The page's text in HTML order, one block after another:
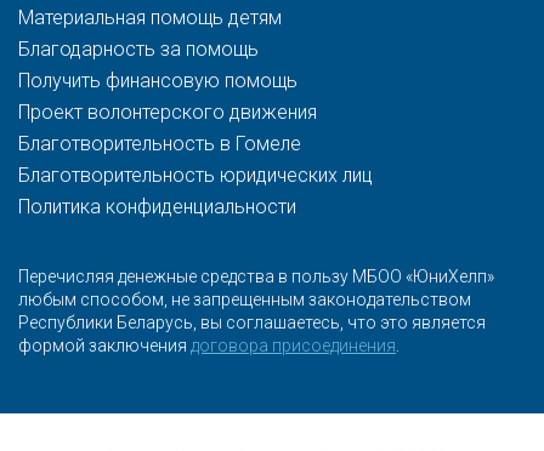
Материальная помощь детям
Благодарность за помощь
Получить финансовую помощь
Проект волонтерского движения
Благотворительность в Гомеле
Благотворительность юридических лиц
Политика конфиденциальности
Перечисляя денежные средства в пользу МБОО «ЮниХелп»
любым способом, не запрещенным законодательством
Республики Беларусь, вы соглашаетесь, что это является
формой заключения договора присоединения.